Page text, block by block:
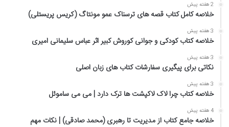
2 هفته پیش
خلاصه کامل کتاب قصه های ترسناک عمو مونتاگ (کریس پریستلی)
3 هفته پیش
خلاصه کتاب کودکی و جوانی کوروش کبیر اثر عباس سلیمانی امیری
3 هفته پیش
نکاتی برای پیگیری سفارشات کتاب های زبان اصلی
3 هفته پیش
خلاصه کتاب چرا لاک لاکپشت ها ترک دارد | می می ساموئل
4 هفته پیش
خلاصه جامع کتاب از مدیریت تا رهبری (محمد صادقی) | نکات مهم